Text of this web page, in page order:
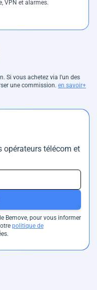
VPN et alarmes.
Si vous achetez via l'un des
une commission. en savoir+
opérateurs télécom et
Bemove, pour vous informer
politique de